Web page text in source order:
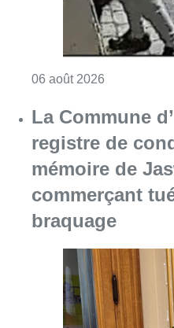
06 août 2026
La Commune
registre de
mémoire de
commerçant
braquage